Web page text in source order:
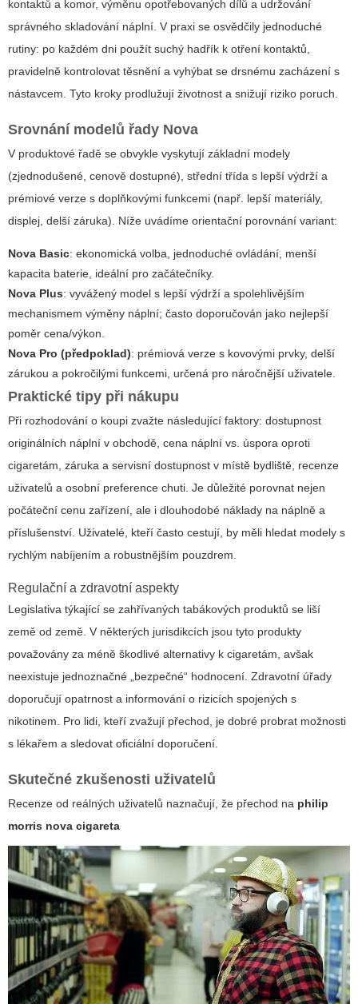
kontaktů a komor, výměnu opotřebovaných dílů a udržování
správného skladování náplní. V praxi se osvědčily jednoduché
rutiny: po každém dni použít suchý hadřík k otření kontaktů,
pravidelně kontrolovat těsnění a vyhýbat se drsnému zacházení s
nástavcem. Tyto kroky prodlužují životnost a snižují riziko poruch.
Srovnání modelů řady Nova
V produktové řadě se obvykle vyskytují základní modely
(zjednodušené, cenově dostupné), střední třída s lepší výdrží a
prémiové verze s doplňkovými funkcemi (např. lepší materiály,
displej, delší záruka). Níže uvádíme orientační porovnání variant:
Nova Basic: ekonomická volba, jednoduché ovládání, menší
kapacita baterie, ideální pro začátečníky.
Nova Plus: vyvážený model s lepší výdrží a spolehlivějším
mechanismem výměny náplní; často doporučován jako nejlepší
poměr cena/výkon.
Nova Pro (předpoklad): prémiová verze s kovovými prvky, delší
zárukou a pokročilými funkcemi, určená pro náročnější uživatele.
Praktické tipy při nákupu
Při rozhodování o koupi zvažte následující faktory: dostupnost
originálních náplní v obchodě, cena náplní vs. úspora oproti
cigaretám, záruka a servisní dostupnost v místě bydliště, recenze
uživatelů a osobní preference chuti. Je důležité porovnat nejen
počáteční cenu zařízení, ale i dlouhodobé náklady na náplně a
příslušenství. Uživatelé, kteří často cestují, by měli hledat modely s
rychlým nabíjením a robustnějším pouzdrem.
Regulační a zdravotní aspekty
Legislativa týkající se zahřívaných tabákových produktů se liší
země od země. V některých jurisdikcích jsou tyto produkty
považovány za méně škodlivé alternativy k cigaretám, avšak
neexistuje jednoznačné „bezpečné“ hodnocení. Zdravotní úřady
doporučují opatrnost a informování o rizicích spojených s
nikotinem. Pro lidi, kteří zvažují přechod, je dobré probrat možnosti
s lékařem a sledovat oficiální doporučení.
Skutečné zkušenosti uživatelů
Recenze od reálných uživatelů naznačují, že přechod na philip
morris nova cigareta